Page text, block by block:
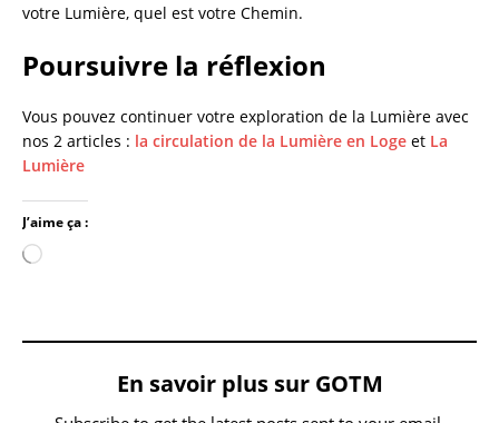
votre Lumière, quel est votre Chemin.
Poursuivre la réflexion
Vous pouvez continuer votre exploration de la Lumière avec
nos 2 articles : la circulation de la Lumière en Loge et La
Lumière
J’aime ça :
En savoir plus sur GOTM